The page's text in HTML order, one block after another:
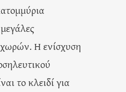
Η ενίσχυση
το κλειδί για